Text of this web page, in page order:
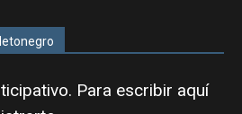
Para escribir aquí